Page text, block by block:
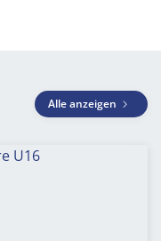
Alle anzeigen